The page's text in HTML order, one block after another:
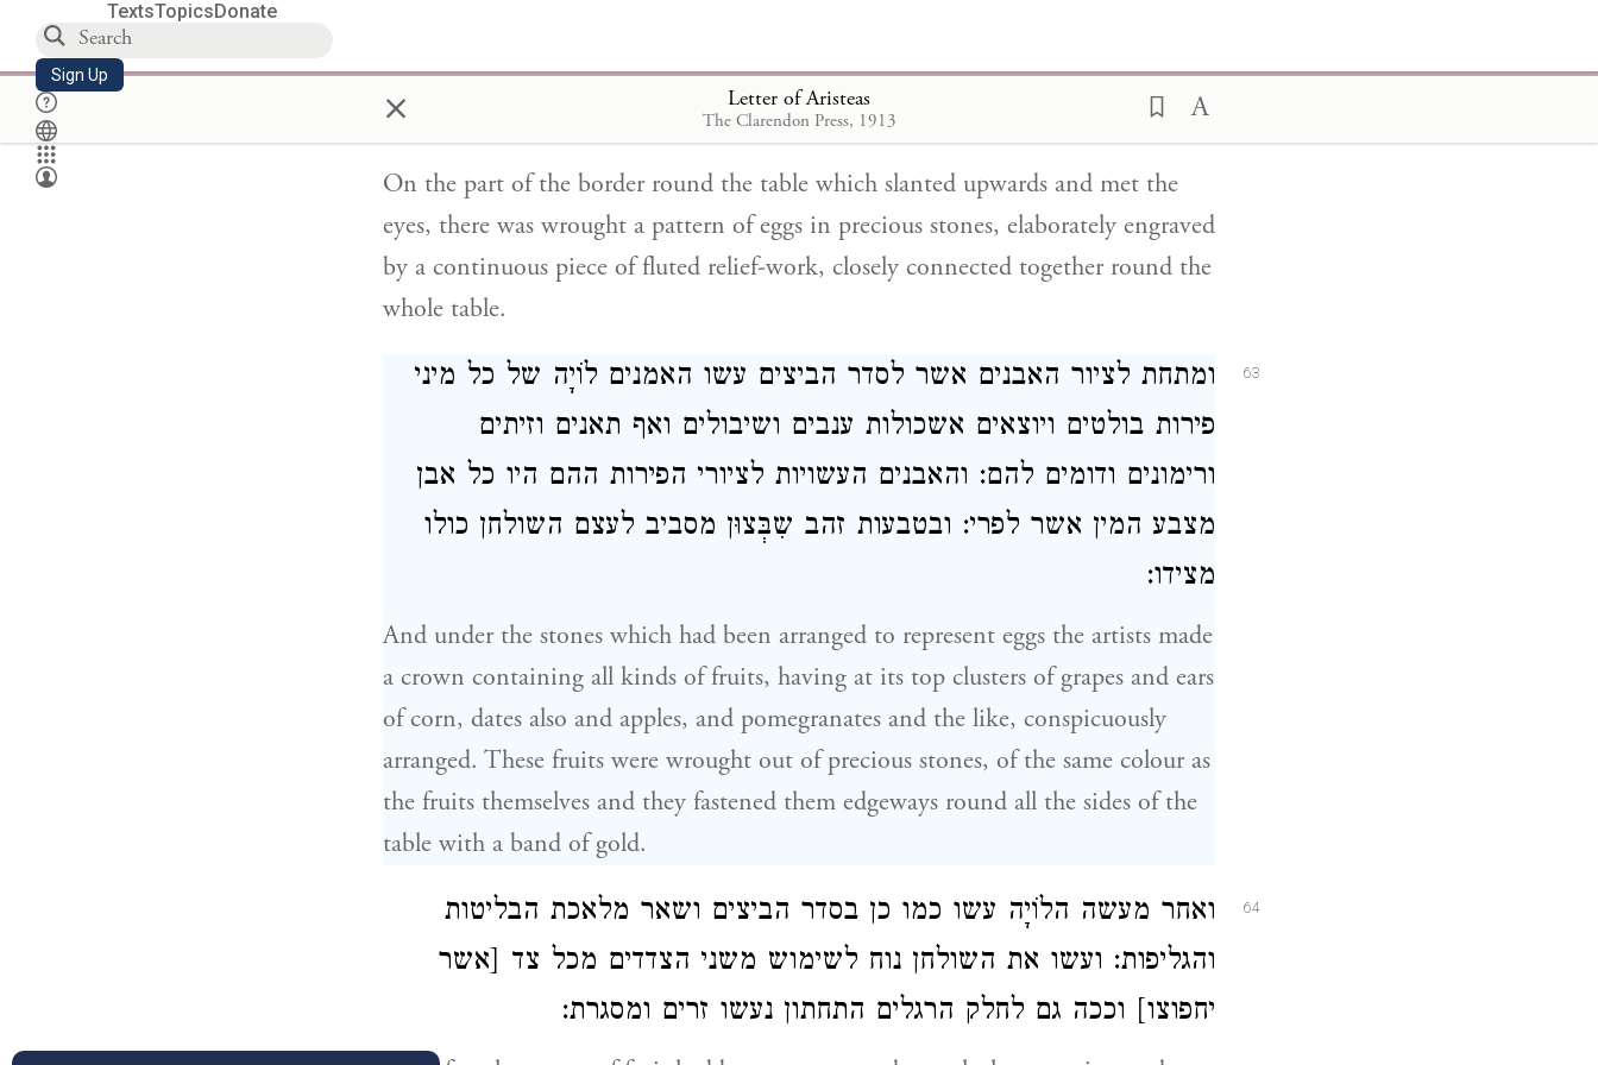
TextsTopicsDonate
Sign Up × Letter of Aristeas
The Clarendon Press, 1913
אבנים טובות ולסדר צורת גלופות כעין פסים והן סמוכות זו לזו מסביב לכל
השולחן:
On the part of the border round the table which slanted upwards and met the
eyes, there was wrought a pattern of eggs in precious stones, elaborately engraved
by a continuous piece of fluted relief-work, closely connected together round the
whole table.
63
ומתחת לציור האבנים אשר לסדר הביצים עשו האמנים לוֹיָה של כל מיני
פירות בולטים ויוצאים אשכולות ענבים ושיבולים ואף תאנים וזיתים
ורימונים ודומים להם: והאבנים העשויות לציורי הפירות ההם היו כל אבן
מצבע המין אשר לפרי: ובטבעות זהב שִבְּצוּן מסביב לעצם השולחן כולו
מצידו:
And under the stones which had been arranged to represent eggs the artists made
a crown containing all kinds of fruits, having at its top clusters of grapes and ears
of corn, dates also and apples, and pomegranates and the like, conspicuously
arranged. These fruits were wrought out of precious stones, of the same colour as
the fruits themselves and they fastened them edgeways round all the sides of the
table with a band of gold.
64
ואחר מעשה הלוֹיָה עשו כמו כן בסדר הביצים ושאר מלאכת הבליטות
והגליפות: ועשו את השולחן נוח לשימוש משני הצדדים מכל צד [אשר
יחפוצו] וככה גם לחלק הרגלים התחתון נעשו זרים ומסגרת: